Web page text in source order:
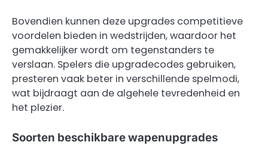
Bovendien kunnen deze upgrades competitieve
voordelen bieden in wedstrijden, waardoor het
gemakkelijker wordt om tegenstanders te
verslaan. Spelers die upgradecodes gebruiken,
presteren vaak beter in verschillende spelmodi,
wat bijdraagt aan de algehele tevredenheid en
het plezier.
Soorten beschikbare wapenupgrades